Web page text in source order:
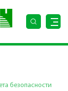
безопасности